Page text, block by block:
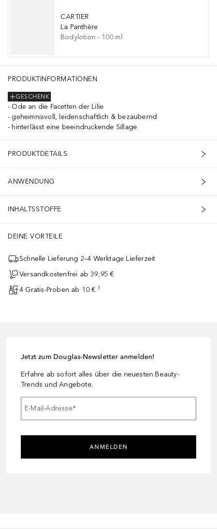
CARTIER
La Panthère
Bodylotion - 100 ml
PRODUKTINFORMATIONEN
GESCHENK
Ode an die Facetten der Lilie
geheimnisvoll, leidenschaftlich & bezaubernd
hinterlässt eine beeindruckende Sillage
PRODUKTDETAILS
ANWENDUNG
INHALTSSTOFFE
DEINE VORTEILE
Schnelle Lieferung 2–4 Werktage Lieferzeit
Versandkostenfrei ab 39,95 €
4 Gratis-Proben ab 10 € ¹
Jetzt zum Douglas-Newsletter anmelden!
Erfahre ab sofort alles über die neuesten Beauty-
Trends und Angebote.
E-Mail-Adresse*
ANMELDEN